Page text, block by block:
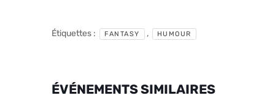
Étiquettes : FANTASY , HUMOUR
ÉVÉNEMENTS SIMILAIRES